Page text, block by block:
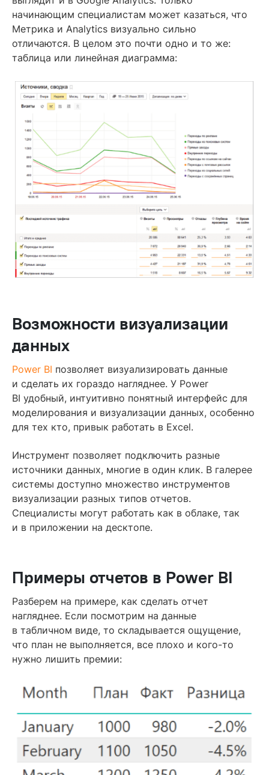
начинающим специалистам может казаться, что
Метрика и Analytics визуально сильно
отличаются. В целом это почти одно и то же:
таблица или линейная диаграмма:
Возможности визуализации
данных
Power BI позволяет визуализировать данные
и сделать их гораздо нагляднее. У Power
BI удобный, интуитивно понятный интерфейс для
моделирования и визуализации данных, особенно
для тех кто, привык работать в Excel.
Инструмент позволяет подключить разные
источники данных, многие в один клик. В галерее
системы доступно множество инструментов
визуализации разных типов отчетов.
Специалисты могут работать как в облаке, так
и в приложении на десктопе.
Примеры отчетов в Power BI
Разберем на примере, как сделать отчет
нагляднее. Если посмотрим на данные
в табличном виде, то складывается ощущение,
что план не выполняется, все плохо и кого-то
нужно лишить премии: